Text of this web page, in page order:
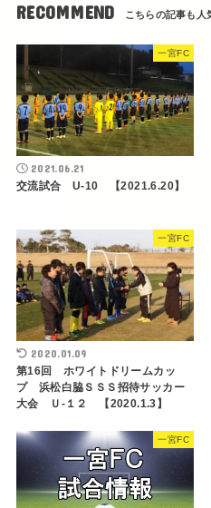
RECOMMEND
一宮FC
2021.06.21
交流試合 U-10 【2021.6.20】
一宮FC
2020.01.09
第16回 ホワイトドリームカッ
プ 浜松白脇ＳＳＳ招待サッカー
大会 Ｕ-１２ 【2020.1.3】
一宮FC